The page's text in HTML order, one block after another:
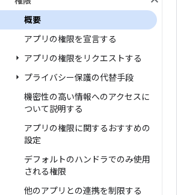
概要
アプリの権限を宣言する
アプリの権限をリクエストする
プライバシー保護の代替手段
機密性の高い情報へのアクセスに
ついて説明する
アプリの権限に関するおすすめの
設定
デフォルトのハンドラでのみ使用
される権限
他のアプリとの連携を制限する